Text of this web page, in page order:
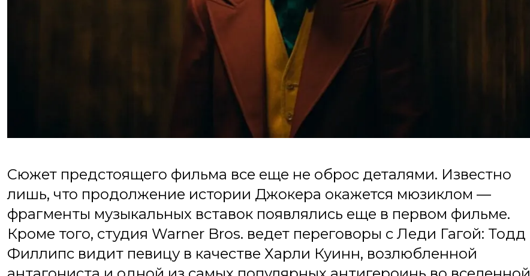
Сюжет предстоящего фильма все еще не оброс деталями. Известно
лишь, что продолжение истории Джокера окажется мюзиклом —
фрагменты музыкальных вставок появлялись еще в первом фильме.
Кроме того, студия Warner Bros. ведет переговоры с Леди Гагой: Тодд
Филлипс видит певицу в качестве Харли Куинн, возлюбленной